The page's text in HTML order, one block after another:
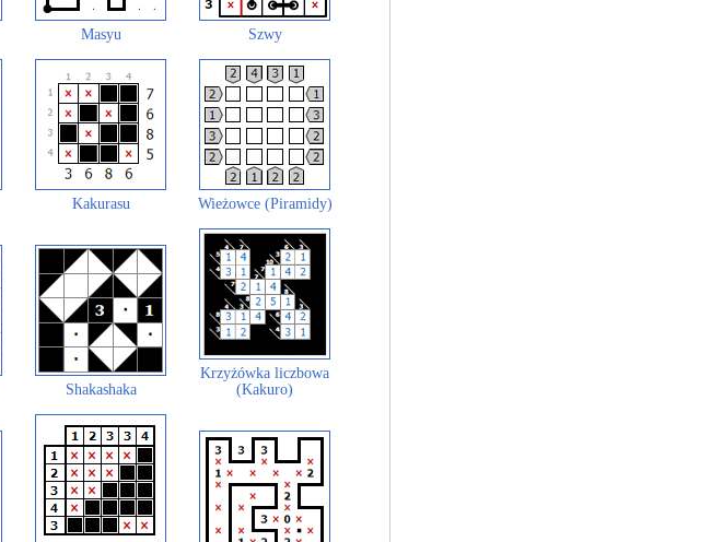
Masyu Szwy
Kakurasu Wieżowce (Piramidy)
Shakashaka
Krzyżówka liczbowa
(Kakuro)